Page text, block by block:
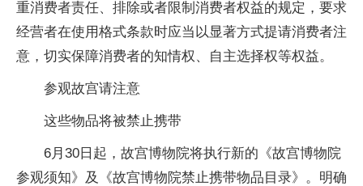
重消费者责任、排除或者限制消费者权益的规定，要求
经营者在使用格式条款时应当以显著方式提请消费者注
意，切实保障消费者的知情权、自主选择权等权益。
参观故宫请注意
这些物品将被禁止携带
6月30日起，故宫博物院将执行新的《故宫博物院
参观须知》及《故宫博物院禁止携带物品目录》。明确